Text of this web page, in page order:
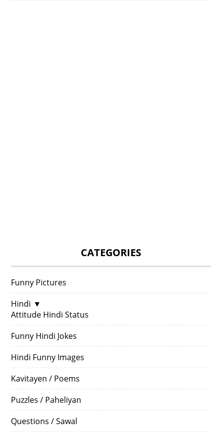
CATEGORIES
Funny Pictures
Hindi ▼
Attitude Hindi Status
Funny Hindi Jokes
Hindi Funny Images
Kavitayen / Poems
Puzzles / Paheliyan
Questions / Sawal